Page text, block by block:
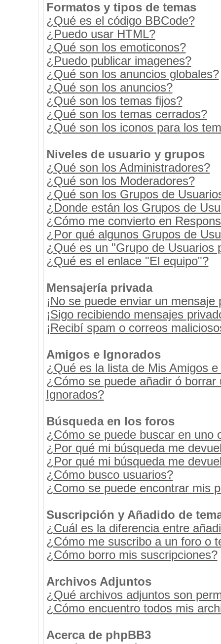
Formatos y tipos de temas
¿Qué es el código BBCode?
¿Puedo usar HTML?
¿Qué son los emoticonos?
¿Puedo publicar imagenes?
¿Qué son los anuncios globales?
¿Qué son los anuncios?
¿Qué son los temas fijos?
¿Qué son los temas cerrados?
¿Qué son los iconos para los
Niveles de usuario y grupos
¿Qué son los Administradores?
¿Qué son los Moderadores?
¿Qué son los Grupos de
¿Donde están los Grupos de
¿Cómo me convierto en
¿Por qué algunos Grupos de
¿Qué es un "Grupo de Usuarios
¿Qué es el enlace "El equipo"?
Mensajería privada
¡No se puede enviar un mensaje
¡Sigo recibiendo mensajes
¡Recibí spam o correos
Amigos e Ignorados
¿Qué es la lista de Mis Amigos
¿Cómo se puede añadir ó
Ignorados?
Búsqueda en los foros
¿Cómo se puede buscar en uno
¿Por qué mi búsqueda me
¿Por qué mi búsqueda me
¿Cómo busco usuarios?
¿Como se puede encontrar mis
Suscripción y Añadido de
¿Cuál es la diferencia entre
¿Cómo me suscribo a un foro o
¿Cómo borro mis suscripciones?
Archivos Adjuntos
¿Qué archivos adjuntos son
¿Cómo encuentro todos mis
Acerca de phpBB3